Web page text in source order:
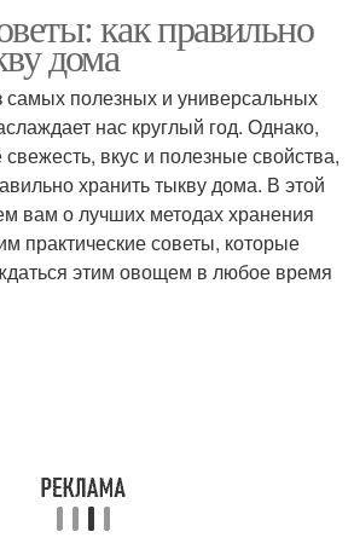
как правильно
дома
самых полезных и универсальных
нас круглый год. Однако,
вкус и полезные свойства,
хранить тыкву дома. В этой
вам о лучших методах хранения
практические советы, которые
этим овощем в любое время